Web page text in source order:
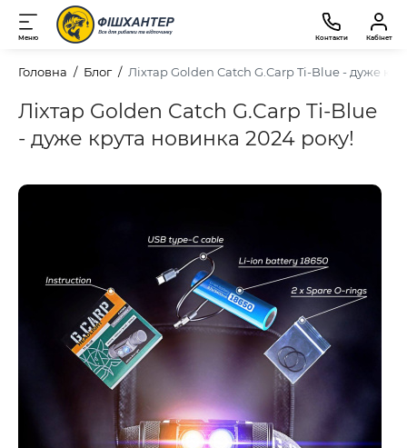
Меню Контакти Кабінет
Головна Блог Ліхтар Golden Catch G.Carp Ti-Blue - дуже
Ліхтар Golden Catch G.Carp Ti-Blue
- дуже крута новинка 2024 року!